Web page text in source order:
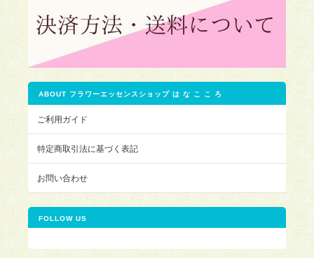
ABOUT フラワーエッセンスショップ は な こ こ ろ
ご利用ガイド
特定商取引法に基づく表記
お問い合わせ
FOLLOW US